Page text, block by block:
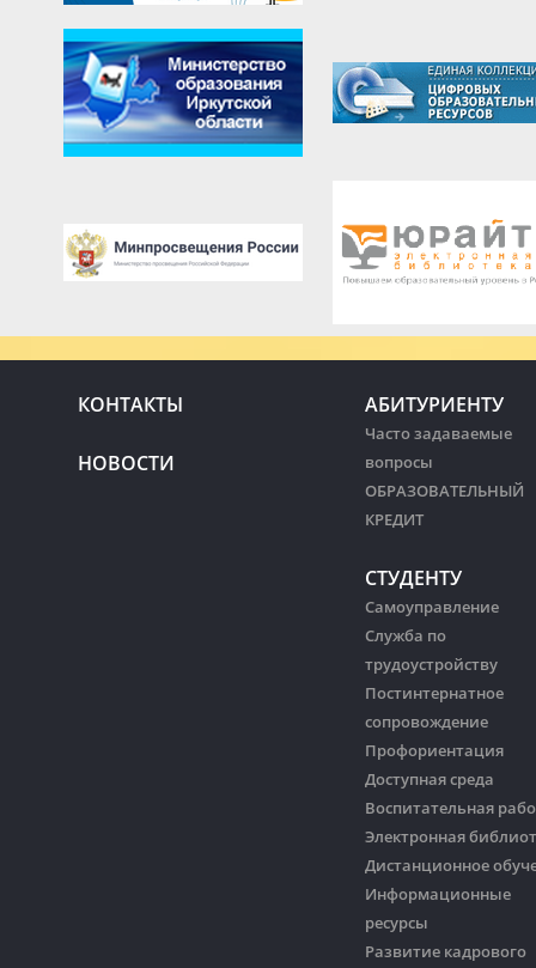
КОНТАКТЫ
НОВОСТИ
АБИТУРИЕНТУ
Часто задаваемые
вопросы
ОБРАЗОВАТЕЛЬНЫЙ
КРЕДИТ
СТУДЕНТУ
Самоуправление
Служба по
трудоустройству
Постинтернатное
сопровождение
Профориентация
Доступная среда
Воспитательная
Электронная
Дистанционное
Информационные
ресурсы
Развитие кадрового